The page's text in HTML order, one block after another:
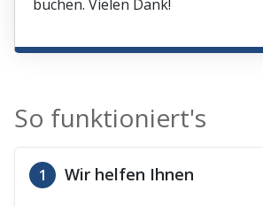
buchen. Vielen Dank!
So funktioniert's
1 Wir helfen Ihnen